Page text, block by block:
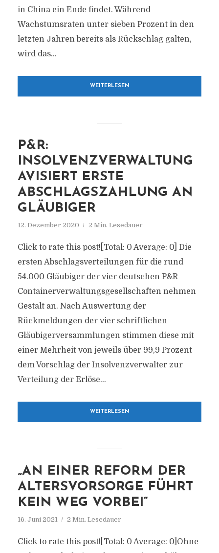
in China ein Ende findet. Während
Wachstumsraten unter sieben Prozent in den
letzten Jahren bereits als Rückschlag galten,
wird das...
WEITERLESEN
P&R:
INSOLVENZVERWALTUNG
AVISIERT ERSTE
ABSCHLAGSZAHLUNG AN
GLÄUBIGER
12. Dezember 2020 2 Min. Lesedauer
Click to rate this post![Total: 0 Average: 0] Die
ersten Abschlagsverteilungen für die rund
54.000 Gläubiger der vier deutschen P&R-
Containerverwaltungsgesellschaften nehmen
Gestalt an. Nach Auswertung der
Rückmeldungen der vier schriftlichen
Gläubigerversammlungen stimmen diese mit
einer Mehrheit von jeweils über 99,9 Prozent
dem Vorschlag der Insolvenzverwalter zur
Verteilung der Erlöse...
WEITERLESEN
„AN EINER REFORM DER
ALTERSVORSORGE FÜHRT
KEIN WEG VORBEI“
16. Juni 2021 2 Min. Lesedauer
Click to rate this post![Total: 0 Average: 0]Ohne